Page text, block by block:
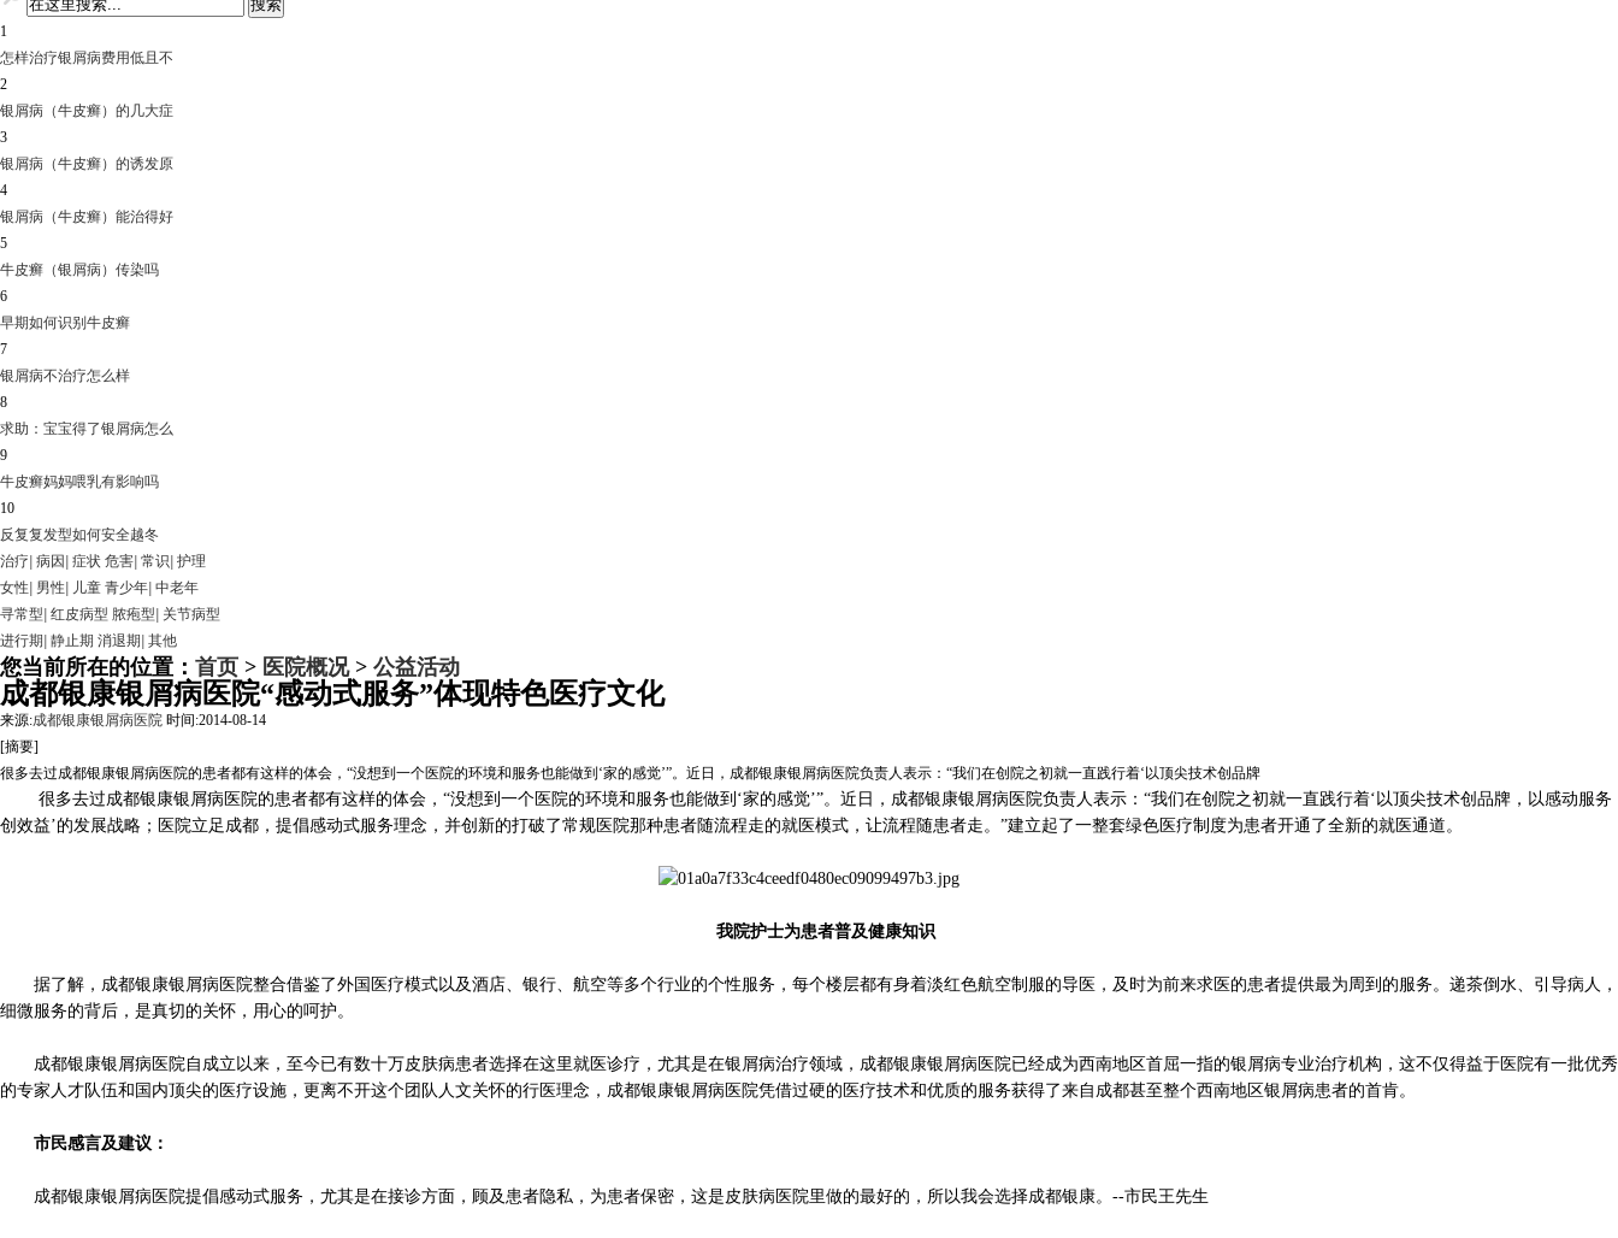
1
怎样治疗银屑病费用低且不
2
银屑病（牛皮癣）的几大症
3
银屑病（牛皮癣）的诱发原
4
银屑病（牛皮癣）能治得好
5
牛皮癣（银屑病）传染吗
6
早期如何识别牛皮癣
7
银屑病不治疗怎么样
8
求助：宝宝得了银屑病怎么
9
牛皮癣妈妈喂乳有影响吗
10
反复复发型如何安全越冬
治疗 病因 症状 危害 常识 护理
女性 男性 儿童 青少年 中老年
寻常型 红皮病型 脓疱型 关节病型
进行期 静止期 消退期 其他
您当前所在的位置： 首页 > 医院概况> 公益活动
成都银康银屑病医院“感动式服务”体现特色医疗文化
来源:成都银康银屑病医院 时间:2014-08-14
[摘要]
很多去过成都银康银屑病医院的患者都有这样的体会，“没想到一个医院的环境和服务也能做到‘家的感觉’”。近日，成都银康银屑病医院负责人表示：“我们在创院之初就一直践行着‘以顶尖技术创品牌
很多去过成都银康银屑病医院的患者都有这样的体会，“没想到一个医院的环境和服务也能做到‘家的感觉’”。近日，成都银康银屑病医院负责人表示：“我们在创院之初就一直践行着‘以顶尖技术创品牌，以感动服务
创效益’的发展战略；医院立足成都，提倡感动式服务理念，并创新的打破了常规医院那种患者随流程走的就医模式，让流程随患者走。”建立起了一整套绿色医疗制度为患者开通了全新的就医通道。
我院护士为患者普及健康知识
据了解，成都银康银屑病医院整合借鉴了外国医疗模式以及酒店、银行、航空等多个行业的个性服务，每个楼层都有身着淡红色航空制服的导医，及时为前来求医的患者提供最为周到的服务。递茶倒水、引导病人，
细微服务的背后，是真切的关怀，用心的呵护。
成都银康银屑病医院自成立以来，至今已有数十万皮肤病患者选择在这里就医诊疗，尤其是在银屑病治疗领域，成都银康银屑病医院已经成为西南地区首屈一指的银屑病专业治疗机构，这不仅得益于医院有一批优秀
的专家人才队伍和国内顶尖的医疗设施，更离不开这个团队人文关怀的行医理念，成都银康银屑病医院凭借过硬的医疗技术和优质的服务获得了来自成都甚至整个西南地区银屑病患者的首肯。
市民感言及建议：
成都银康银屑病医院提倡感动式服务，尤其是在接诊方面，顾及患者隐私，为患者保密，这是皮肤病医院里做的最好的，所以我会选择成都银康。--市民王先生